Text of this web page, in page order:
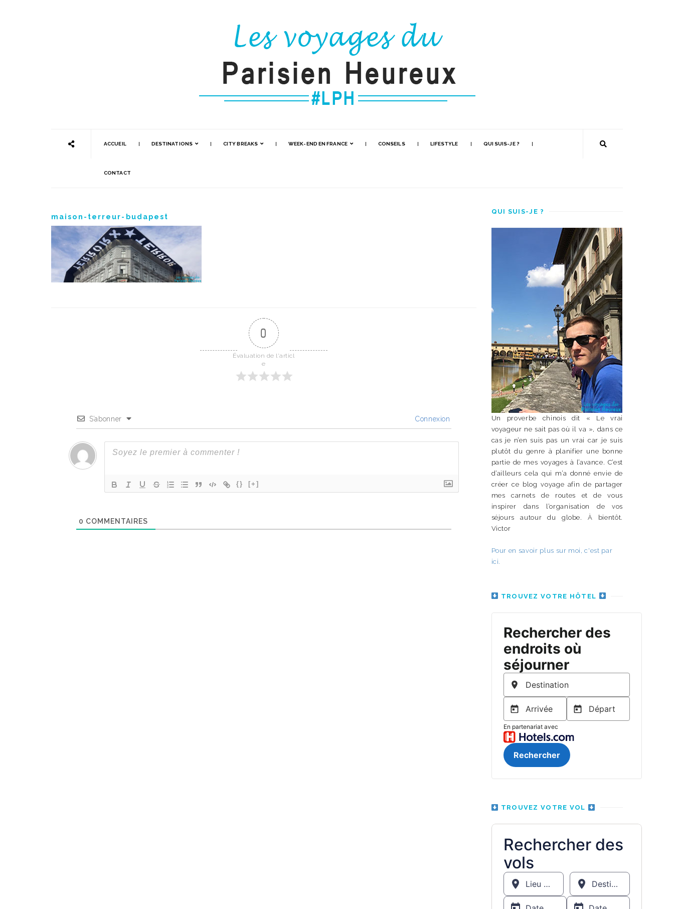
ACCUEIL DESTINATIONS CITY BREAKS WEEK-END EN FRANCE CONSEILS LIFESTYLE QUI SUIS-JE ?
CONTACT
maison-terreur-budapest
0
Évaluation de l'articl
e
S’abonner Connexion
{} [+]
0 COMMENTAIRES
QUI SUIS-JE ?
Un proverbe chinois dit « Le vrai
voyageur ne sait pas où il va », dans ce
cas je n’en suis pas un vrai car je suis
plutôt du genre à planifier une bonne
partie de mes voyages à l’avance. C’est
d’ailleurs cela qui m’a donné envie de
créer ce blog voyage afin de partager
mes carnets de routes et de vous
inspirer dans l’organisation de vos
séjours autour du globe. À bientôt.
Victor
Pour en savoir plus sur moi, c'est par
ici.
TROUVEZ VOTRE HÔTEL
TROUVEZ VOTRE VOL